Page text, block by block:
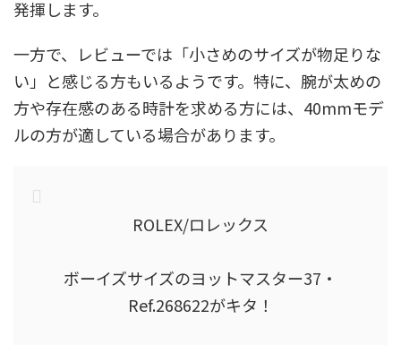
発揮します。
一方で、レビューでは「小さめのサイズが物足りな
い」と感じる方もいるようです。特に、腕が太めの
方や存在感のある時計を求める方には、40mmモデ
ルの方が適している場合があります。
ROLEX/ロレックス
ボーイズサイズのヨットマスター37・
Ref.268622がキタ！